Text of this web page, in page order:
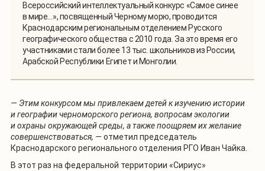
Всероссийский интеллектуальный конкурс «Самое синее
в мире…», посвященный Черному морю, проводится
Краснодарским региональным отделением Русского
географического общества с 2010 года. За это время его
участниками стали более 13 тыс. школьников из России,
Арабской Республики Египет и Монголии.
— Этим конкурсом мы привлекаем детей к изучению истории
и географии черноморского региона, вопросам экологии
и охраны окружающей среды, а также поощряем их желание
совершенствоваться, — отметил председатель
Краснодарского регионального отделения РГО Иван Чайка.
В этот раз на федеральной территории «Сириус»